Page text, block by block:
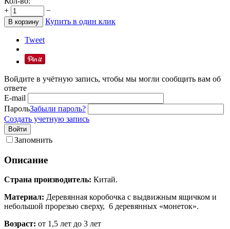
+
−
В корзину Купить в один клик
Tweet
Войдите в учётную запись, чтобы мы могли сообщить вам об
ответе
E-mail
ПарольЗабыли пароль?
Создать учетную запись
Войти
Запомнить
Описание
Страна производитель: Китай.
Материал: Деревянная коробочка с выдвижным ящичком и
небольшой прорезью сверху, 6 деревянных «монеток».
Возраст: от 1,5 лет до 3 лет